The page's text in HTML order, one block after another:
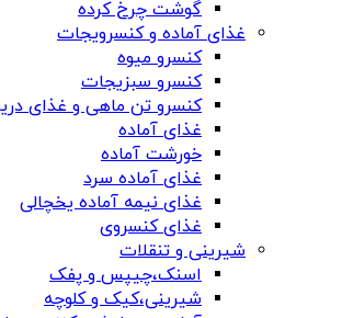
گوشت چرخ کرده
غذای آماده و کنسرویجات
کنسرو میوه
کنسرو سبزیجات
کنسرو تن ماهی و غذای
غذای آماده
خورشت آماده
غذای آماده سرد
غذای نیمه آماده یخچالی
غذای کنسروی
شیرینی و تنقلات
اسنک،چیپس و پفک
شیرینی،کیک و کلوچه